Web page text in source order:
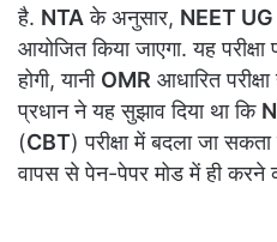
है. NTA के अनुसार, NEET
आयोजित किया जाएगा. यह
होगी, यानी OMR आधारित
प्रधान ने यह सुझाव दिया था कि
(CBT) परीक्षा में बदला जा
वापस से पेन-पेपर मोड में ही करने